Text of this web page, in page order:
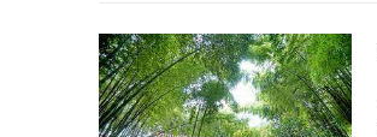
武汉配眼镜 上海配眼镜